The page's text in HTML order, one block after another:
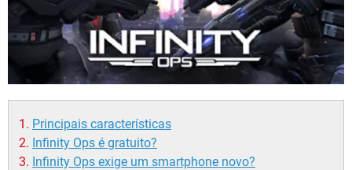
Principais características
Infinity Ops é gratuito?
Infinity Ops exige um smartphone novo?